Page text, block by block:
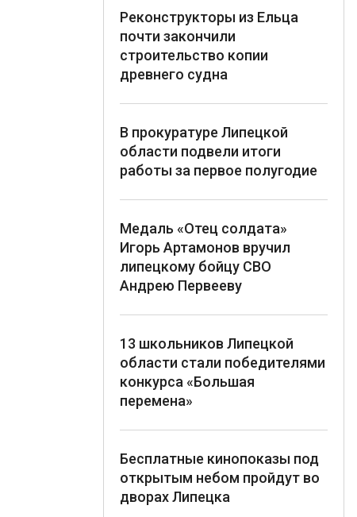
Реконструкторы из Ельца
почти закончили
строительство копии
древнего судна
В прокуратуре Липецкой
области подвели итоги
работы за первое полугодие
Медаль «Отец солдата»
Игорь Артамонов вручил
липецкому бойцу СВО
Андрею Первееву
13 школьников Липецкой
области стали победителями
конкурса «Большая
перемена»
Бесплатные кинопоказы под
открытым небом пройдут во
дворах Липецка